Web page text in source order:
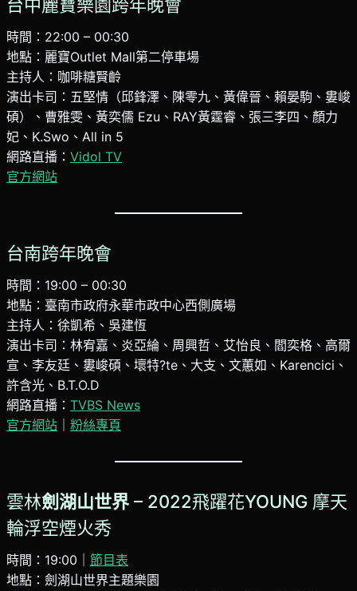
台中麗寶樂園跨年晚會
時間：22:00 – 00:30
地點：麗寶Outlet Mall第二停車場
主持人：咖啡糖賢齡
演出卡司：五堅情（邱鋒澤、陳零九、黃偉晉、賴晏駒、婁峻
碩）、曹雅雯、黃奕儒 Ezu、RAY黃霆睿、張三李四、顏力
妃、K.Swo、All in 5
網路直播： Vidol TV
官方網站
台南跨年晚會
時間：19:00 – 00:30
地點：臺南市政府永華市政中心西側廣場
主持人：徐凱希、吳建恆
演出卡司：林宥嘉、炎亞綸、周興哲、艾怡良、閻奕格、高爾
宣、李友廷、婁峻碩、壞特?te、大支、文蕙如、Karencici、
許含光、B.T.O.D
網路直播： TVBS News
官方網站
粉絲專頁
雲林劍湖山世界– 2022飛躍花YOUNG 摩天
輪浮空煙火秀
時間：19:00｜ 節目表
地點：劍湖山世界主題樂園